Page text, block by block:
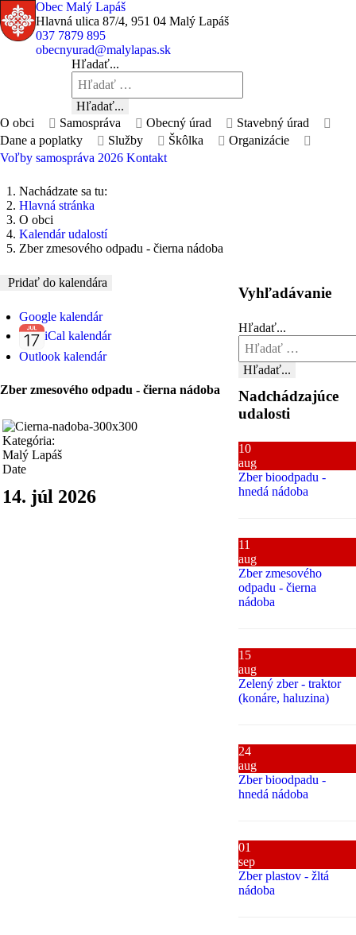
Obec Malý Lapáš
Hlavná ulica 87/4, 951 04 Malý Lapáš
037 7879 895
obecnyurad@malylapas.sk
Hľadať...
Hľadať...
O obci
Samospráva Obecný úrad
Stavebný úrad
Dane a poplatky
Služby Škôlka
Organizácie
Voľby samospráva 2026 Kontakt
Nachádzate sa tu:
Hlavná stránka
O obci
Kalendár udalostí
Zber zmesového odpadu - čierna nádoba
Pridať do kalendára
Google kalendár
iCal kalendár
Outlook kalendár
Zber zmesového odpadu - čierna nádoba
Kategória:
Malý Lapáš
Date
14. júl 2026
Vyhľadávanie
Hľadať...
Hľadať...
Nadchádzajúce
udalosti
10
aug
Zber bioodpadu -
hnedá nádoba
11
aug
Zber zmesového
odpadu - čierna
nádoba
15
aug
Zelený zber - traktor
(konáre, haluzina)
24
aug
Zber bioodpadu -
hnedá nádoba
01
sep
Zber plastov - žltá
nádoba